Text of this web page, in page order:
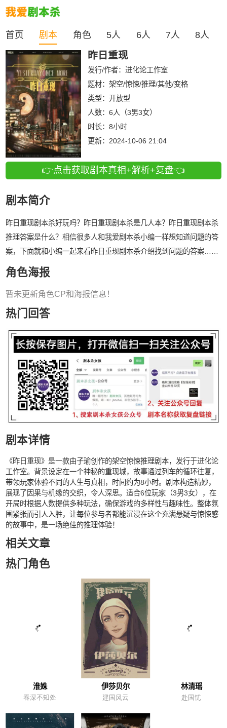
首页 剧本 角色 5人 6人 7人 8人
昨日重现
发行/作者： 进化论工作室
题材：架空/惊悚/推理/其他/变格
类型： 开放型
人数： 6人（3男3女）
时长： 8小时
更新： 2024-10-06 21:04
👉点击获取剧本真相+解析+复盘👈
剧本简介
昨日重现剧本杀好玩吗？昨日重现剧本杀是几人本？昨日重现剧本杀
推理答案是什么？相信很多人和我爱剧本杀小编一样想知道问题的答
案，下面就和小编一起来看昨日重现剧本杀介绍找到问题的答案……
角色海报
暂未更新角色CP和海报信息！
热门回答
剧本详情
《昨日重现》是一款由子瑜创作的架空惊悚推理剧本，发行于进化论
工作室。背景设定在一个神秘的重现城，故事通过列车的循环往复，
带领玩家体验不同的人生与真相，时间约为8小时。剧本构造精妙，
展现了因果与机缘的交织，令人深思。适合6位玩家（3男3女），在
开局时根据人数提供多种玩法，确保游戏的多样性与趣味性。整体氛
围紧张而引人入胜，让每位参与者都能沉浸在这个充满悬疑与惊悚感
的故事中，是一场绝佳的推理体验！
相关文章
热门角色
淮姝
春深不知处
伊莎贝尔
建国风云
林清瑶
赴国忧